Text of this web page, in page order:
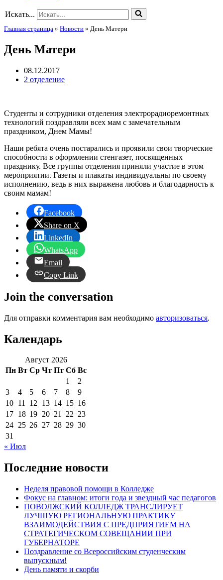
Искать...
Главная страница » Новости » День Матери
День Матери
08.12.2017
2 отделение
Студенты и сотрудники отделения электрорадиоремонтных
технологий поздравляли всех мам с замечательным
праздником, Днем Мамы!
Наши ребята очень постарались и проявили свои творческие
способности в оформлении стенгазет, посвященных
празднику. Все группы отделения приняли участие в этом
мероприятии. Газеты и плакаты индивидуальны по своему
исполнению, ведь в них выражена любовь и благодарность к
своим мамам!
Facebook
Share on X
LinkedIn
WhatsApp
Email
Copy Link
Join the conversation
Для отправки комментария вам необходимо авторизоваться.
Календарь
Август 2026
Пн Вт Ср Чт Пт Сб Вс
1
2
3
4 5 6 7 8
9
10 11 12 13 14 15 16
17 18 19 20 21 22 23
24 25 26 27 28 29 30
31
« Июл
Последние новости
Неделя правовой помощи в Колледже
Фокус на главном: итоги года и звездный час педагогов
ПОВОЛЖСКИЙ КОЛЛЕДЖ ТРАНСЛИРУЕТ
ЛУЧШУЮ РЕГИОНАЛЬНУЮ ПРАКТИКУ
ВЗАИМОДЕЙСТВИЯ С ПРЕДПРИЯТИЕМ НА
СТРАТЕГИЧЕСКОМ СОВЕЩАНИИ ПРИ
ГУБЕРНАТОРЕ
Поздравление со Всероссийским студенческим
выпускным!
День памяти и скорби